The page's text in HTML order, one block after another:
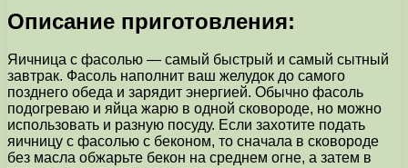
Описание приготовления:
Яичница с фасолью — самый быстрый и самый сытный
завтрак. Фасоль наполнит ваш желудок до самого
позднего обеда и зарядит энергией. Обычно фасоль
подогреваю и яйца жарю в одной сковороде, но можно
использовать и разную посуду. Если захотите подать
яичницу с фасолью с беконом, то сначала в сковороде
без масла обжарьте бекон на среднем огне, а затем в